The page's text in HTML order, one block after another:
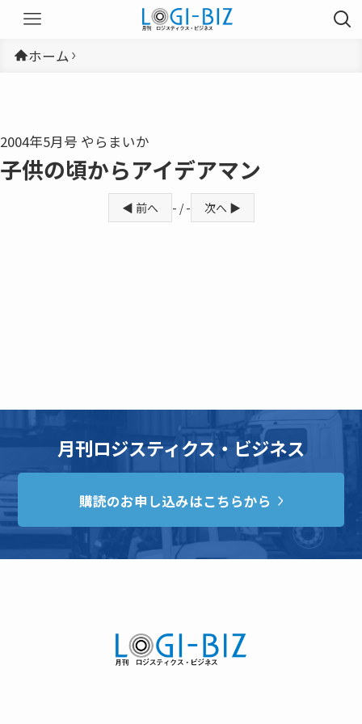
ホーム
2004年5月号 やらまいか
子供の頃からアイデアマン
◀ 前へ - / - 次へ ▶
月刊ロジスティクス・ビジネス
購読のお申し込みはこちらから